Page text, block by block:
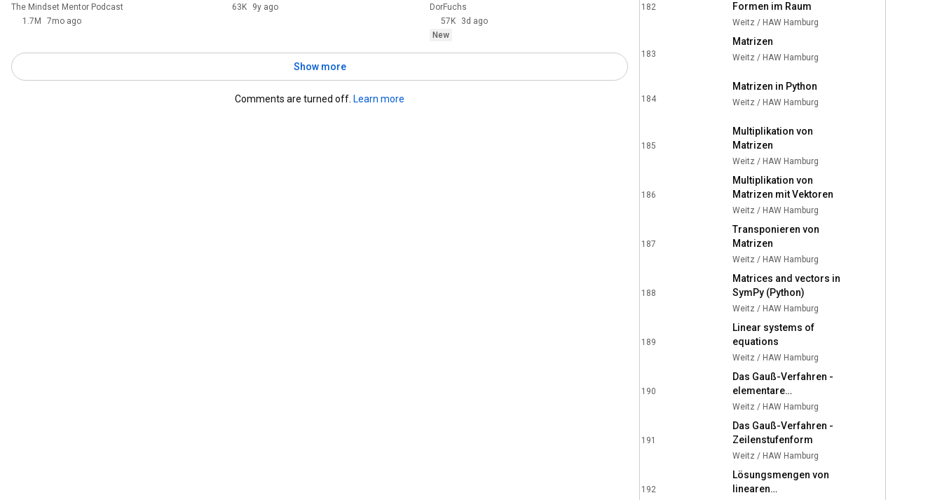
The Mindset Mentor Podcast
1.7M
7mo ago
63K
9y ago
DorFuchs
57K
3d ago
New
Show more
Comments are turned off. Learn more
182
Formen im Raum
Weitz / HAW Hamburg
183
Matrizen
Weitz / HAW Hamburg
184
Matrizen in Python
Weitz / HAW Hamburg
185
Multiplikation von
Matrizen
Weitz / HAW Hamburg
186
Multiplikation von
Matrizen mit Vektoren
Weitz / HAW Hamburg
187
Transponieren von
Matrizen
Weitz / HAW Hamburg
188
Matrices and vectors in
SymPy (Python)
Weitz / HAW Hamburg
189
Linear systems of
equations
Weitz / HAW Hamburg
190
Das Gauß-Verfahren -
elementare
Zeilenumformungen
Weitz / HAW Hamburg
191
Das Gauß-Verfahren -
Zeilenstufenform
Weitz / HAW Hamburg
192
Lösungsmengen von
linearen